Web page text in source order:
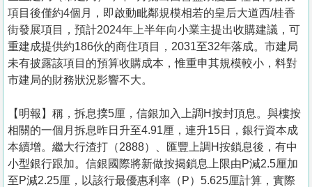
項目後僅約4個月，即啟動毗鄰規模相若的皇后大道西/桂香
街發展項目，預計2024年上半年向小業主提出收購建議，可
重建成提供約186伙的商住項目，2031至32年落成。市建局
未有披露該項目的預算收購成本，惟重申其規模較小，料對
市建局的財務狀況影響不大。
【明報】稱，拆息撲5厘，信銀加入上調H按封頂息。與樓按
相關的一個月拆息昨日升至4.91厘，連升15日，銀行資本成
本續增。繼大行渣打（2888）、匯豐上調H按鎖息後，有中
小型銀行跟加。信銀國際將新做按揭鎖息上限由P減2.5厘加
至P減2.25厘，以該行最優惠利率（P）5.625厘計算，實際